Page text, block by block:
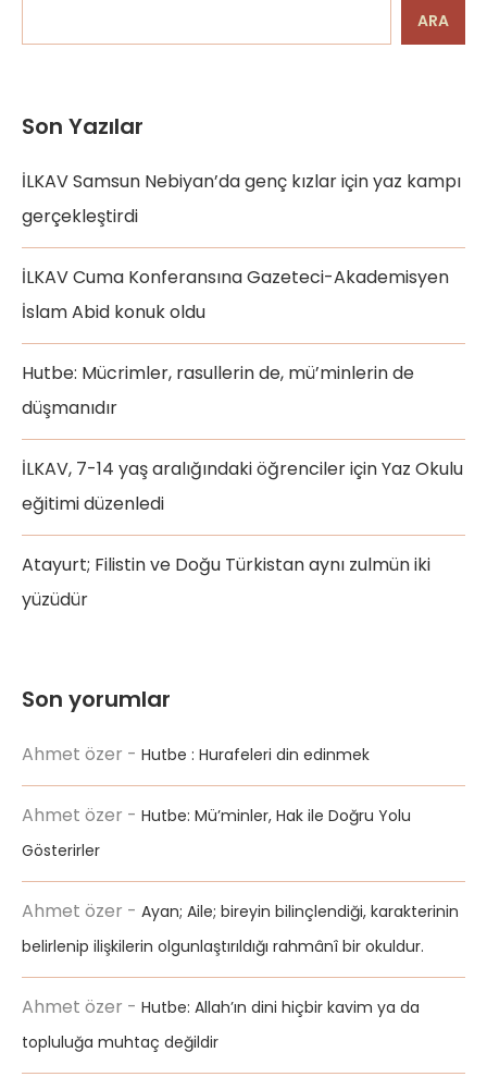
ARA
Son Yazılar
İLKAV Samsun Nebiyan’da genç kızlar için yaz kampı
gerçekleştirdi
İLKAV Cuma Konferansına Gazeteci-Akademisyen
İslam Abid konuk oldu
Hutbe: Mücrimler, rasullerin de, mü’minlerin de
düşmanıdır
İLKAV, 7-14 yaş aralığındaki öğrenciler için Yaz Okulu
eğitimi düzenledi
Atayurt; Filistin ve Doğu Türkistan aynı zulmün iki
yüzüdür
Son yorumlar
Ahmet özer - Hutbe : Hurafeleri din edinmek
Ahmet özer - Hutbe: Mü’minler, Hak ile Doğru Yolu
Gösterirler
Ahmet özer - Ayan; Aile; bireyin bilinçlendiği, karakterinin
belirlenip ilişkilerin olgunlaştırıldığı rahmânî bir okuldur.
Ahmet özer - Hutbe: Allah’ın dini hiçbir kavim ya da
topluluğa muhtaç değildir